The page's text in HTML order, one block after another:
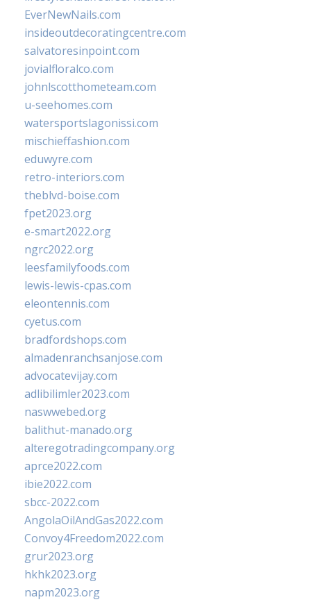
EverNewNails.com
insideoutdecoratingcentre.com
salvatoresinpoint.com
jovialfloralco.com
johnlscotthometeam.com
u-seehomes.com
watersportslagonissi.com
mischieffashion.com
eduwyre.com
retro-interiors.com
theblvd-boise.com
fpet2023.org
e-smart2022.org
ngrc2022.org
leesfamilyfoods.com
lewis-lewis-cpas.com
eleontennis.com
cyetus.com
bradfordshops.com
almadenranchsanjose.com
advocatevijay.com
adlibilimler2023.com
naswwebed.org
balithut-manado.org
alteregotradingcompany.org
aprce2022.com
ibie2022.com
sbcc-2022.com
AngolaOilAndGas2022.com
Convoy4Freedom2022.com
grur2023.org
hkhk2023.org
napm2023.org